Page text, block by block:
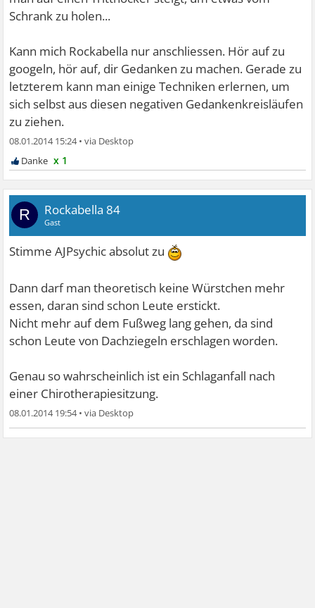
Schrank zu holen...
Kann mich Rockabella nur anschliessen. Hör auf zu
googeln, hör auf, dir Gedanken zu machen. Gerade zu
letzterem kann man einige Techniken erlernen, um
sich selbst aus diesen negativen Gedankenkreisläufen
zu ziehen.
08.01.2014 15:24•
x 1
R Rockabella 84
Gast
Stimme AJPsychic absolut zu
Dann darf man theoretisch keine Würstchen mehr
essen, daran sind schon Leute erstickt.
Nicht mehr auf dem Fußweg lang gehen, da sind
schon Leute von Dachziegeln erschlagen worden.
Genau so wahrscheinlich ist ein Schlaganfall nach
einer Chirotherapiesitzung.
08.01.2014 19:54•